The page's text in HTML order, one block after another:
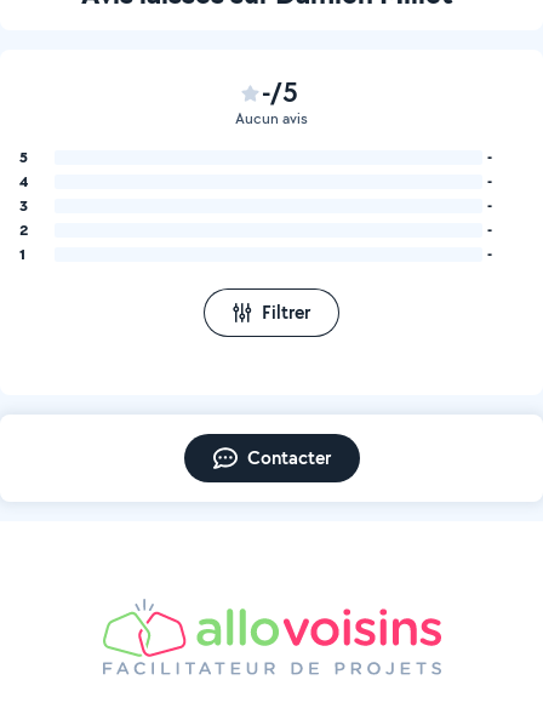
-/5
Aucun avis
5
-
4
-
3
-
2
-
1
-
Filtrer
Contacter